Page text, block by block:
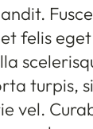
felis
turpis,
vel.